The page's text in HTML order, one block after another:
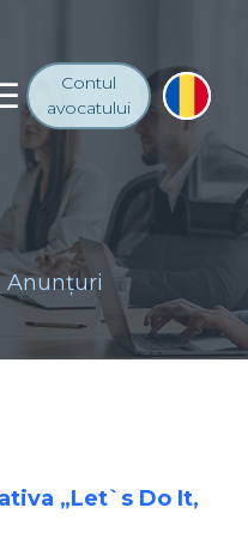
Contul
avocatului
Anunţuri
„Let`s Do It,